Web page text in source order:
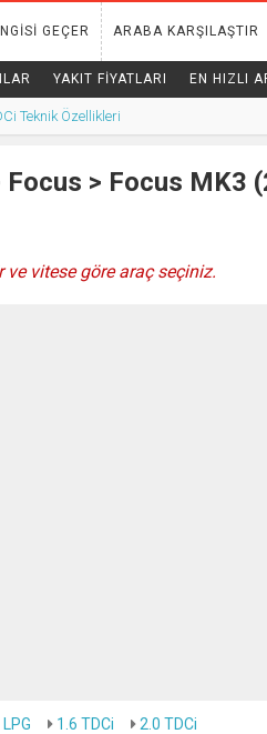
GEÇER ARABA KARŞILAŞTIR
YAKIT FIYATLARI EN HIZLI
Teknik Özellikleri
Focus > Focus MK3
ve vitese göre araç seçiniz.
1.6 TDCi 2.0 TDCi